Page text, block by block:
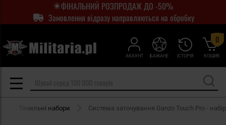
ФІНАЛЬНИЙ РОЗПРОДАЖ ДО -50%
Замовлення відразу направляються на обробку
АКАУНТ ІСТОРІЯ
БАЖАНЕ КОШИК
0
Точильні набори Система заточування Ganzo Touch Pro - набір